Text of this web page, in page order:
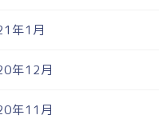
年1月
年12月
年11月